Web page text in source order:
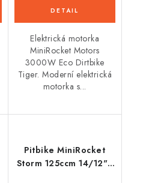
Elektrická motorka
MiniRocket Motors
3000W Eco Dirtbike
Tiger. Moderní elektrická
motorka s...
Pitbike MiniRocket
Storm 125ccm 14/12" -